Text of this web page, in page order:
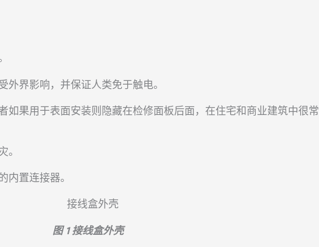
界影响，并保证人类免于触电。
如果用于表面安装则隐藏在检修面板后面，在住宅和商业建筑中很常
。
内置连接器。
图 1 接线盒外壳